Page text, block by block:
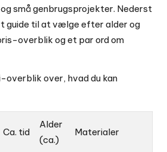
små genbrugsprojekter. Nederst
guide til at vælge efter alder og
overblik og et par ord om
overblik over, hvad du kan
Ca. tid
Alder
(ca.)
Materialer